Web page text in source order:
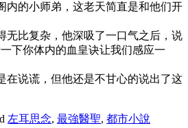
内的小师弟，这老天简直是和他们开
无比复杂，他深吸了一口气之后，说
下你体内的血皇诀让我们感应一
在说谎，但他还是不甘心的说出了这
左耳思念, 最強醫聖, 都市小說